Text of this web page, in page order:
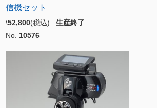
信機セット
\52,800(税込) 生産終了
No. 10576